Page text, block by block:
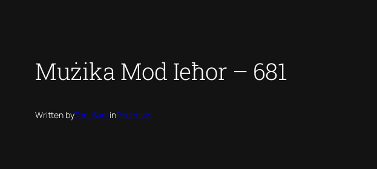
Mużika Mod Ieħor – 681
Written byToni SantinPodcasts